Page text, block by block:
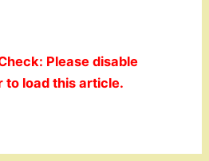
Please disable
to load this article.